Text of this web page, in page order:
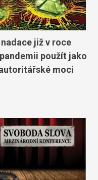
již v roce
použít jako
moci